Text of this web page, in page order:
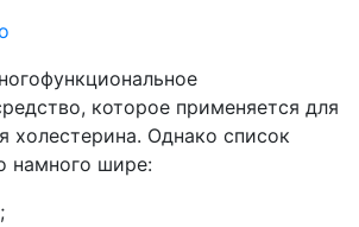
которое применяется для
холестерина. Однако список
намного шире: